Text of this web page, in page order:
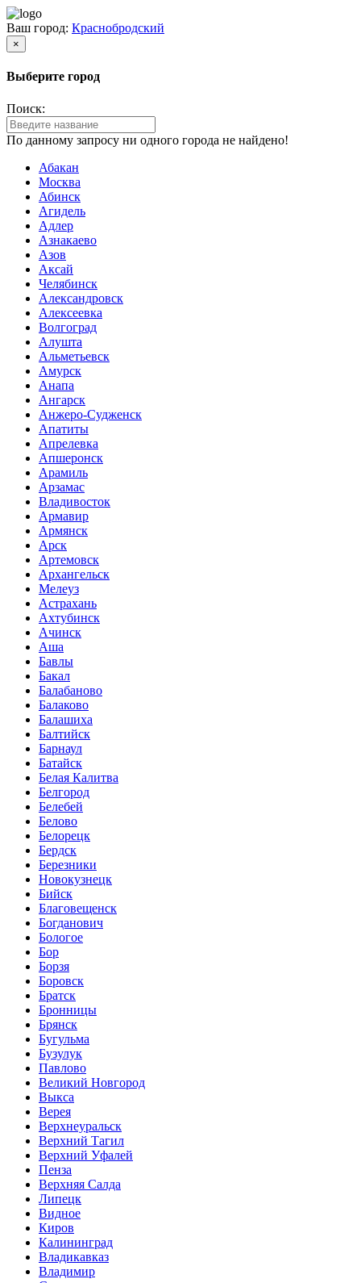
Ваш город: Краснобродский
×
Выберите город
Поиск:
По данному запросу ни одного города не найдено!
Абакан
Москва
Абинск
Агидель
Адлер
Азнакаево
Азов
Аксай
Челябинск
Александровск
Алексеевка
Волгоград
Алушта
Альметьевск
Амурск
Анапа
Ангарск
Анжеро-Судженск
Апатиты
Апрелевка
Апшеронск
Арамиль
Арзамас
Владивосток
Армавир
Армянск
Арск
Артемовск
Архангельск
Мелеуз
Астрахань
Ахтубинск
Ачинск
Аша
Бавлы
Бакал
Балабаново
Балаково
Балашиха
Балтийск
Барнаул
Батайск
Белая Калитва
Белгород
Белебей
Белово
Белорецк
Бердск
Березники
Новокузнецк
Бийск
Благовещенск
Богданович
Бологое
Бор
Борзя
Боровск
Братск
Бронницы
Брянск
Бугульма
Бузулук
Павлово
Великий Новгород
Выкса
Верея
Верхнеуральск
Верхний Тагил
Верхний Уфалей
Пенза
Верхняя Салда
Липецк
Видное
Киров
Калининград
Владикавказ
Владимир